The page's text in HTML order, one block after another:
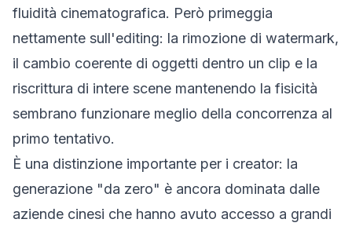
fluidità cinematografica. Però primeggia
nettamente sull'editing: la rimozione di watermark,
il cambio coerente di oggetti dentro un clip e la
riscrittura di intere scene mantenendo la fisicità
sembrano funzionare meglio della concorrenza al
primo tentativo.
È una distinzione importante per i creator: la
generazione "da zero" è ancora dominata dalle
aziende cinesi che hanno avuto accesso a grandi